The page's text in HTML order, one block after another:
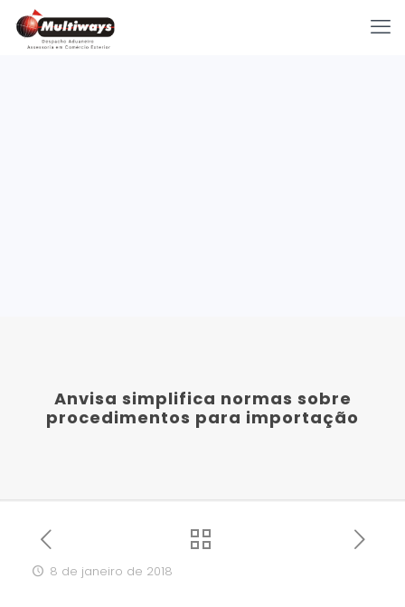
Anvisa simplifica normas sobre
procedimentos para importação
8 de janeiro de 2018